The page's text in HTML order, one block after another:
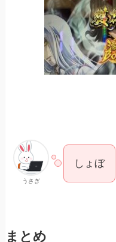
うさぎ
しょぼ
まとめ